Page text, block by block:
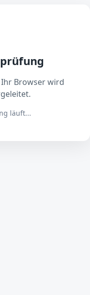
Browser wird
läuft...